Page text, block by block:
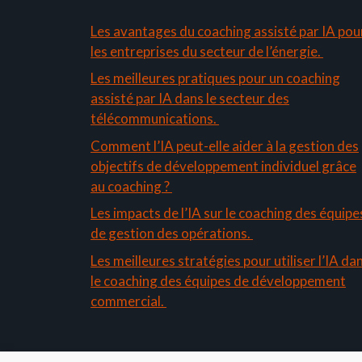
Les avantages du coaching assisté par IA
les entreprises du secteur de l’énergie.
Les meilleures pratiques pour un coaching
assisté par IA dans le secteur des
télécommunications.
Comment l’IA peut-elle aider à la gestion des
objectifs de développement individuel grâce
au coaching ?
Les impacts de l’IA sur le coaching des
de gestion des opérations.
Les meilleures stratégies pour utiliser l’IA
le coaching des équipes de développement
commercial.